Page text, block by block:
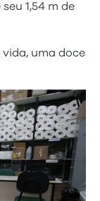
1,54 m de
vida, uma doce